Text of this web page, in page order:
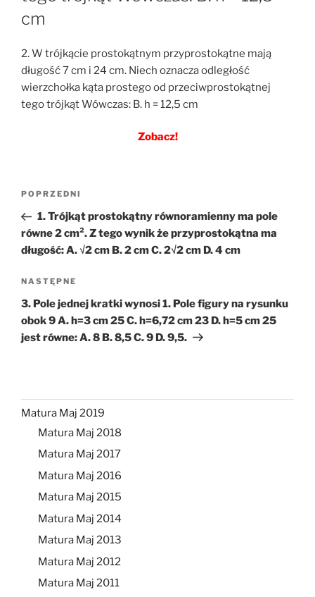
cm
2. W trójkącie prostokątnym przyprostokątne mają
długość 7 cm i 24 cm. Niech oznacza odległość
wierzchołka kąta prostego od przeciwprostokątnej
tego trójkąt Wówczas: B. h = 12,5 cm
Zobacz!
Nawigacja
Poprzedni
wpis
POPRZEDNI
1. Trójkąt prostokątny równoramienny ma pole
równe 2 cm². Z tego wynik że przyprostokątna ma
długość: A. √2 cm B. 2 cm C. 2√2 cm D. 4 cm
Następny
wpis
NASTĘPNE
3. Pole jednej kratki wynosi 1. Pole figury na rysunku
obok 9 A. h=3 cm 25 C. h=6,72 cm 23 D. h=5 cm 25
jest równe: A. 8 B. 8,5 C. 9 D. 9,5.
Matura Maj 2019
Matura Maj 2018
Matura Maj 2017
Matura Maj 2016
Matura Maj 2015
Matura Maj 2014
Matura Maj 2013
Matura Maj 2012
Matura Maj 2011